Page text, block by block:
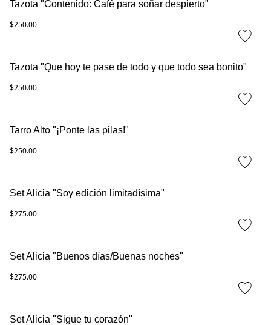
Tazota "Contenido: Café para soñar despierto"
$250.00
Tazota "Que hoy te pase de todo y que todo sea bonito"
$250.00
Tarro Alto "¡Ponte las pilas!"
$250.00
Set Alicia "Soy edición limitadísima"
$275.00
Set Alicia "Buenos días/Buenas noches"
$275.00
Set Alicia "Sigue tu corazón"